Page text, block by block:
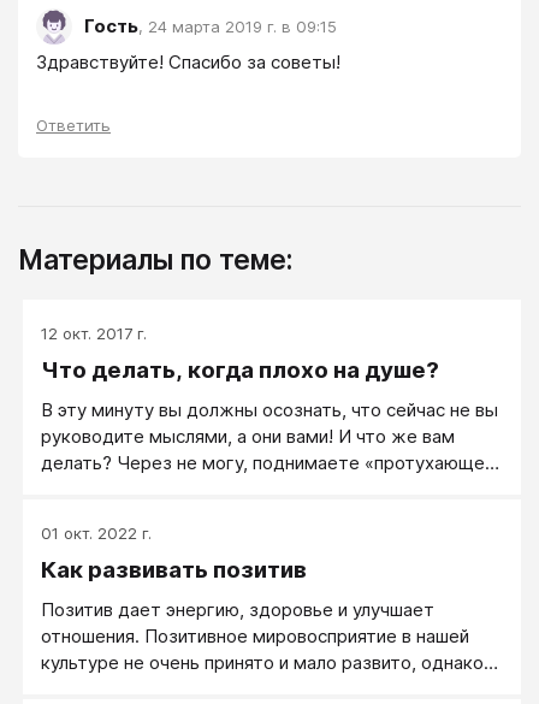
Гость, 24 марта 2019 г. в 09:15
Здравствуйте! Спасибо за советы!
Ответить
Материалы по теме:
12 окт. 2017 г.
Что делать, когда плохо на душе?
В эту минуту вы должны осознать, что сейчас не вы
руководите мыслями, а они вами! И что же вам
делать? Через не могу, поднимаете «протухающее
внимание с мыслей-убийц на простые физические
действия.
01 окт. 2022 г.
Как развивать позитив
Позитив дает энергию, здоровье и улучшает
отношения. Позитивное мировосприятие в нашей
культуре не очень принято и мало развито, однако